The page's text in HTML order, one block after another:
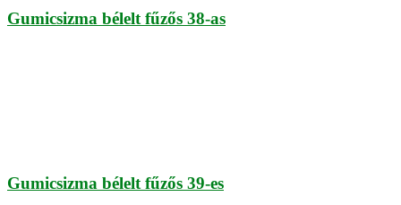
Gumicsizma bélelt fűzős 38-as
Gumicsizma bélelt fűzős 39-es